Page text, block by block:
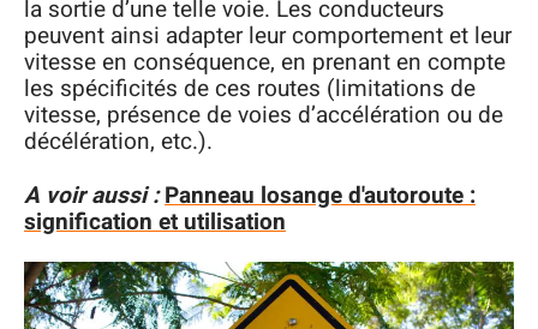
la sortie d’une telle voie. Les conducteurs
peuvent ainsi adapter leur comportement et leur
vitesse en conséquence, en prenant en compte
les spécificités de ces routes (limitations de
vitesse, présence de voies d’accélération ou de
décélération, etc.).
A voir aussi : Panneau losange d'autoroute :
signification et utilisation